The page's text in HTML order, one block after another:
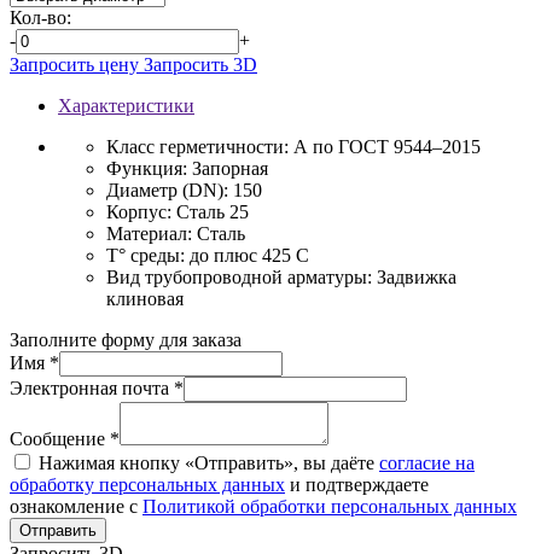
Кол-во:
-
+
Запросить цену Запросить 3D
Характеристики
Класс герметичности: А по ГОСТ 9544–2015
Функция: Запорная
Диаметр (DN): 150
Корпус: Сталь 25
Материал: Сталь
T° среды: до плюс 425 С
Вид трубопроводной арматуры: Задвижка
клиновая
Заполните форму для заказа
Имя *
Электронная почта *
Сообщение *
Нажимая кнопку «Отправить», вы даёте согласие на
обработку персональных данных и подтверждаете
ознакомление с Политикой обработки персональных данных
Отправить